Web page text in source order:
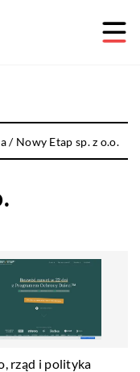
/ Nowy Etap sp. z o.o.
rząd i polityka